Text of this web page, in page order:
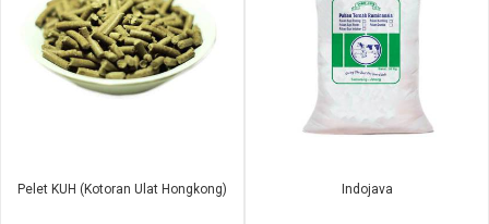
Pelet KUH (Kotoran Ulat Hongkong) Indojava